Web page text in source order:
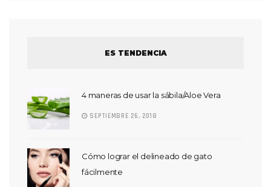
ES TENDENCIA
4 maneras de usar la sábila/Aloe Vera
SEPTIEMBRE 26, 2018
Cómo lograr el delineado de gato
fácilmente